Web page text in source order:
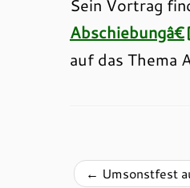
Sein Vortrag
Abschiebungâ€
auf das Thema
← Umsonstfest